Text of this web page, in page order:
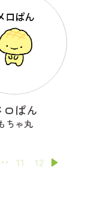
ロぱん
ちゃ丸
11 12